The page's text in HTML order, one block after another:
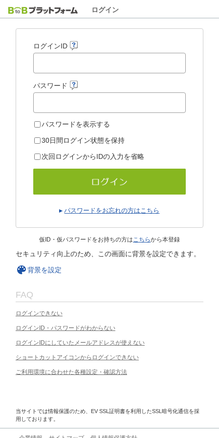
ログイン
ログインID
パスワード
パスワードを表示する
30日間ログイン状態を保持
次回ログインからIDの入力を省略
パスワードをお忘れの方はこちら
仮ID・仮パスワードをお持ちの方はこちらから本登録
セキュリティ向上のため、この画面に背景を設定できます。
背景を設定
FAQ
ログインできない
ログインID・パスワードがわからない
ログインIDにしていたメールアドレスが使えない
ショートカットアイコンからログインできない
ご利用環境に合わせた各種設定・確認方法
当サイトでは情報保護のため、EV SSL証明書を利用したSSL暗号化通信を採
用しております。